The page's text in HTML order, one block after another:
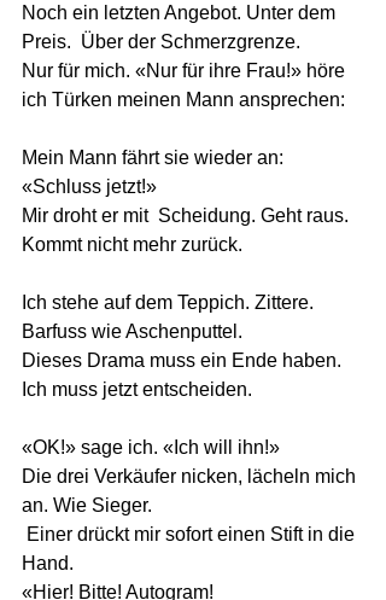
Noch ein letzten Angebot. Unter dem
Preis.  Über der Schmerzgrenze.
Nur für mich. «Nur für ihre Frau!» höre
ich Türken meinen Mann ansprechen:
Mein Mann fährt sie wieder an:
«Schluss jetzt!»
Mir droht er mit  Scheidung. Geht raus.
Kommt nicht mehr zurück.
Ich stehe auf dem Teppich. Zittere.
Barfuss wie Aschenputtel.
Dieses Drama muss ein Ende haben.
Ich muss jetzt entscheiden.
«OK!» sage ich. «Ich will ihn!»
Die drei Verkäufer nicken, lächeln mich
an. Wie Sieger.
Hand.
«Hier! Bitte! Autogram!